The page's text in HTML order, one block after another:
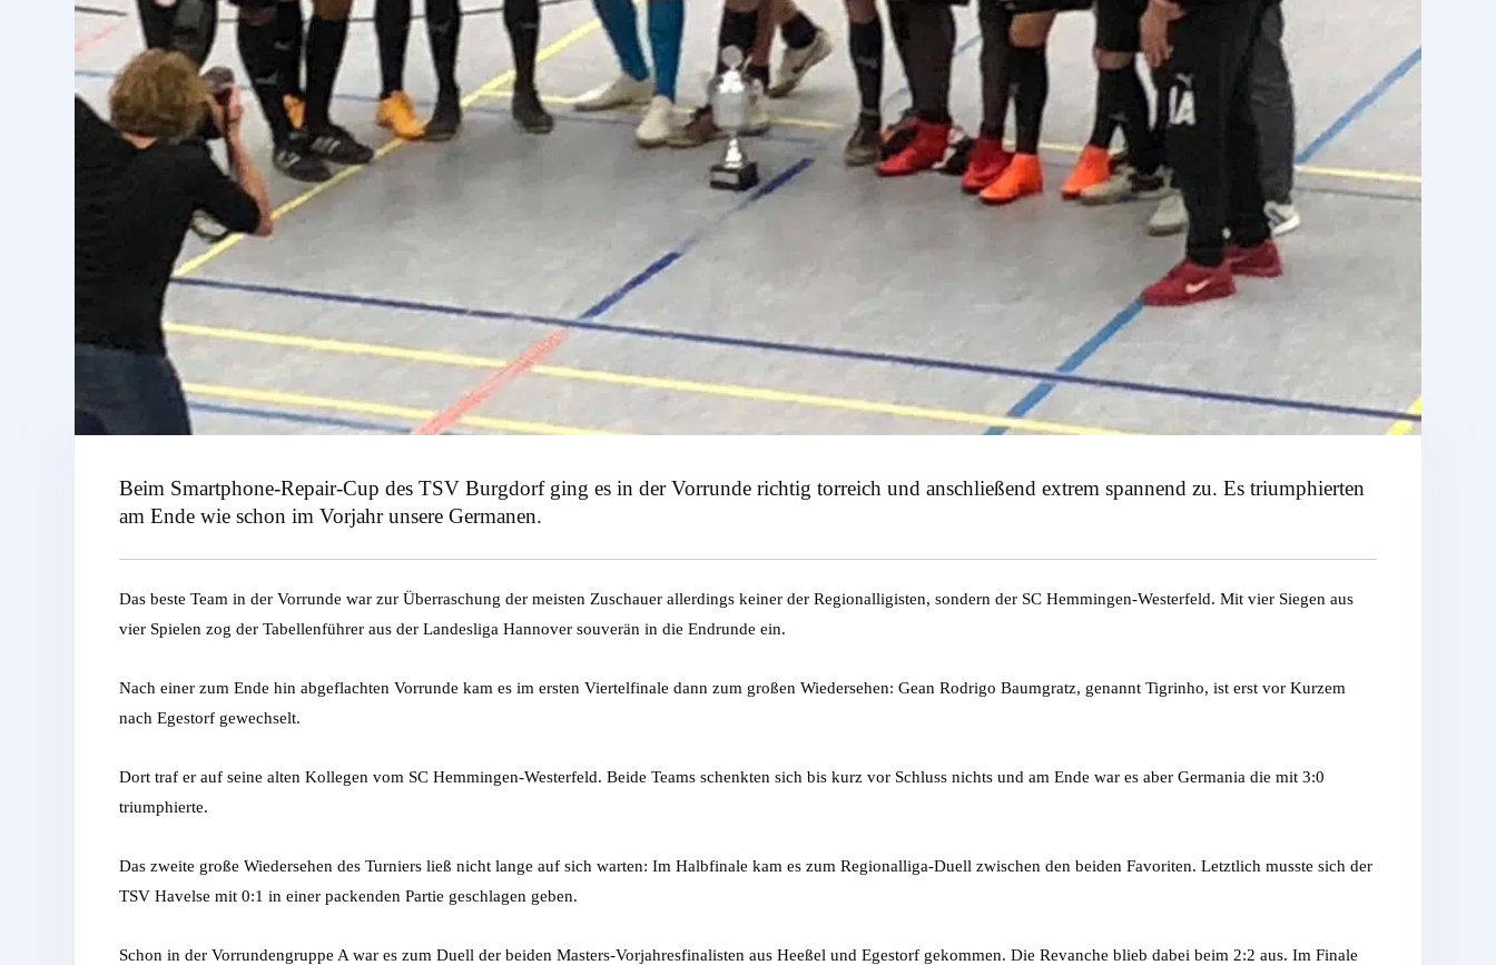
Beim Smartphone-Repair-Cup des TSV Burgdorf ging es in der Vorrunde richtig torreich und anschließend extrem spannend zu. Es triumphierten
am Ende wie schon im Vorjahr unsere Germanen.
Das beste Team in der Vorrunde war zur Überraschung der meisten Zuschauer allerdings keiner der Regionalligisten, sondern der SC Hemmingen-Westerfeld. Mit vier Siegen aus
vier Spielen zog der Tabellenführer aus der Landesliga Hannover souverän in die Endrunde ein.
Nach einer zum Ende hin abgeflachten Vorrunde kam es im ersten Viertelfinale dann zum großen Wiedersehen: Gean Rodrigo Baumgratz, genannt Tigrinho, ist erst vor Kurzem
nach Egestorf gewechselt.
Dort traf er auf seine alten Kollegen vom SC Hemmingen-Westerfeld. Beide Teams schenkten sich bis kurz vor Schluss nichts und am Ende war es aber Germania die mit 3:0
triumphierte.
Das zweite große Wiedersehen des Turniers ließ nicht lange auf sich warten: Im Halbfinale kam es zum Regionalliga-Duell zwischen den beiden Favoriten. Letztlich musste sich der
TSV Havelse mit 0:1 in einer packenden Partie geschlagen geben.
Schon in der Vorrundengruppe A war es zum Duell der beiden Masters-Vorjahresfinalisten aus Heeßel und Egestorf gekommen. Die Revanche blieb dabei beim 2:2 aus. Im Finale